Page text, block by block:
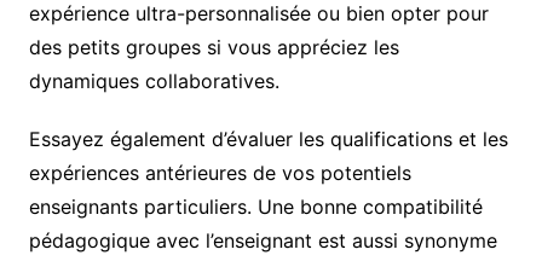
expérience ultra-personnalisée ou bien opter pour
des petits groupes si vous appréciez les
dynamiques collaboratives.
Essayez également d’évaluer les qualifications et les
expériences antérieures de vos potentiels
enseignants particuliers. Une bonne compatibilité
pédagogique avec l’enseignant est aussi synonyme